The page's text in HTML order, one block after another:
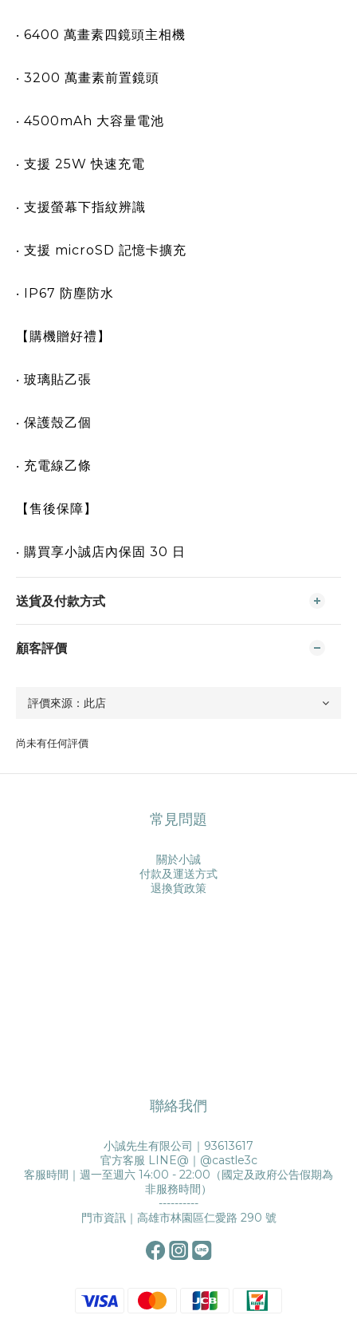
‧ 6400 萬畫素四鏡頭主相機
‧ 3200 萬畫素前置鏡頭
‧ 4500mAh 大容量電池
‧ 支援 25W 快速充電
‧ 支援螢幕下指紋辨識
‧ 支援 microSD 記憶卡擴充
‧ IP67 防塵防水
【購機贈好禮】
‧ 玻璃貼乙張
‧ 保護殼乙個
‧ 充電線乙條
【售後保障】
‧ 購買享小誠店內保固 30 日
送貨及付款方式
顧客評價
尚未有任何評價
常見問題
關於小誠
付款及運送方式
退換貨政策
聯絡我們
小誠先生有限公司｜93613617
官方客服 LINE@｜ @castle3c
客服時間｜週一至週六 14:00 - 22:00（國定及政府公告假期為
非服務時間）
----------
門市資訊｜高雄市林園區仁愛路 290 號